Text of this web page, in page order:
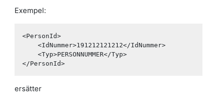
Exempel:
<PersonId>
    <IdNummer>191212121212</IdNummer>
    <Typ>PERSONNUMMER</Typ>
</PersonId>
ersätter